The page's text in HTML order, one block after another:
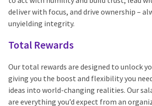
deliver with focus, and drive ownership –
unyielding integrity.
Total Rewards
Our total rewards are designed to unlock
giving you the boost and flexibility you
ideas into world-changing realities. Our
are everything you’d expect from an